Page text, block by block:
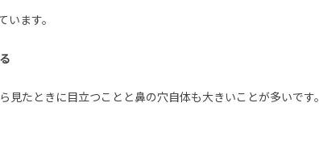
ます。
たときに目立つことと鼻の穴自体も大きいことが多いです。